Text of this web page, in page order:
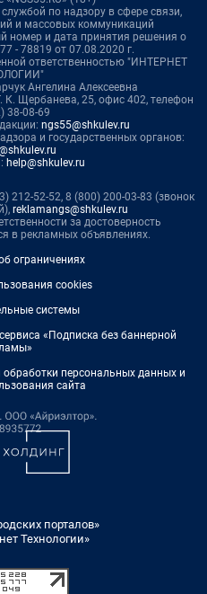
по надзору в сфере связи,
и массовых коммуникаций
номер и дата принятия решения о
- 78819 от 07.08.2020 г.
ответственностью "ИНТЕРНЕТ
Ангелина Алексеевна
К. Щербанева, 25, офис 402, телефон
38-08-69
ngs55@shkulev.ru
и государственных органов:
help@shkulev.ru
212-52-52, 8 (800) 200-03-83 (звонок
reklamangs@shkulev.ru
за достоверность
в рекламных объявлениях.
ограничениях
cookies
системы
«Подписка без баннерной
персональных данных и
сайта
порталов»
Технологии»